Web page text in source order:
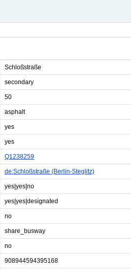
Schloßstraße
secondary
50
asphalt
yes
yes
Q1238259
de:Schloßstraße (Berlin-Steglitz)
yes|yes|no
yes|yes|designated
no
share_busway
no
908944594395168